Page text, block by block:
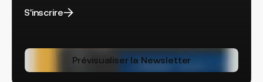
S'inscrire
Prévisualiser la Newsletter